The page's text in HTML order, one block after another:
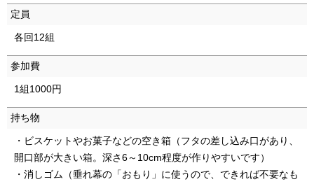
定員
各回12組
参加費
1組1000円
持ち物
・ビスケットやお菓子などの空き箱（フタの差し込み口があり、
開口部が大きい箱。深さ6～10cm程度が作りやすいです）
・消しゴム（垂れ幕の「おもり」に使うので、できれば不要なも